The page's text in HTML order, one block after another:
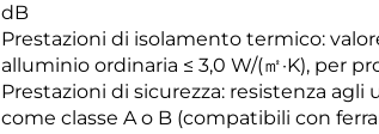
dB
Prestazioni di isolamento termico:
alluminio ordinaria ≤ 3,0 W/(㎡·K), per
Prestazioni di sicurezza: resistenza
come classe A o B (compatibili con